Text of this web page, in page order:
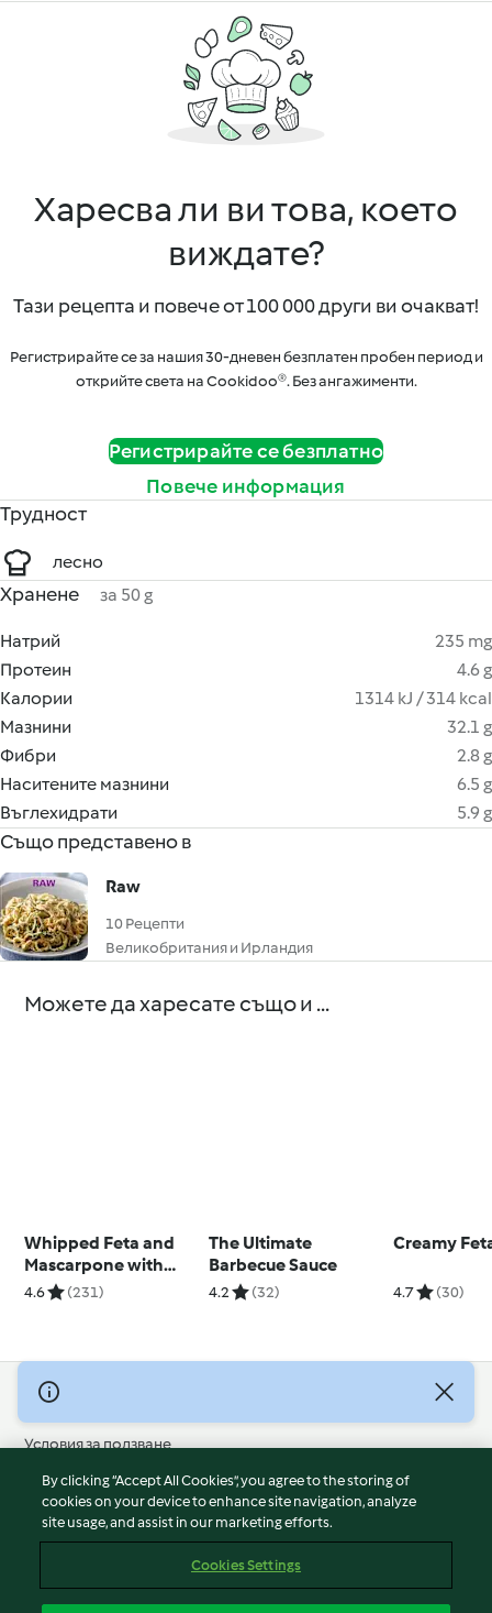
Харесва ли ви това, което
виждате?
Тази рецепта и повече от 100 000 други ви очакват!
Регистрирайте се за нашия 30-дневен безплатен пробен период и
открийте света на Cookidoo®. Без ангажименти.
Регистрирайте се безплатно
Повече информация
Трудност
лесно
Хранене за 50 g
Натрий
235 mg
Протеин
4.6 g
Калории
1314 kJ / 314 kcal
Мазнини
32.1 g
Фибри
2.8 g
Наситените мазнини
6.5 g
Въглехидрати
5.9 g
Също представено в
Raw
10 Рецепти
Великобритания и Ирландия
Можете да харесате също и ...
Whipped Feta and
Mascarpone with
Chilli Sesame Honey
4.6 (231)
The Ultimate
Barbecue Sauce
4.2 (32)
Creamy
4.7 (30)
© Авторско право 2026
Условия за ползване
Политика за поверителност
Отказ от отговорност
Политика за поверителност
Докладвайте Съдържание
By clicking “Accept All Cookies”, you agree to the storing of
cookies on your device to enhance site navigation, analyze
site usage, and assist in our marketing efforts.
Cookies Settings